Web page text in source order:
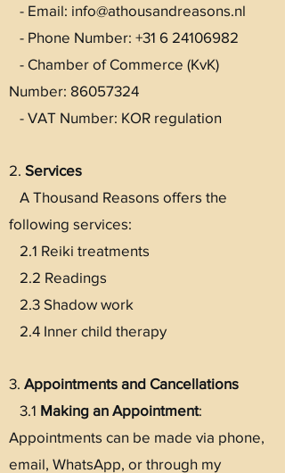
- Email: info@athousandreasons.nl
- Phone Number: +31 6 24106982
- Chamber of Commerce (KvK)
Number: 86057324
- VAT Number: KOR regulation
2. Services
A Thousand Reasons offers the
following services:
2.1 Reiki treatments
2.2 Readings
2.3 Shadow work
2.4 Inner child therapy
3. Appointments and Cancellations
3.1 Making an Appointment:
Appointments can be made via phone,
email, WhatsApp, or through my